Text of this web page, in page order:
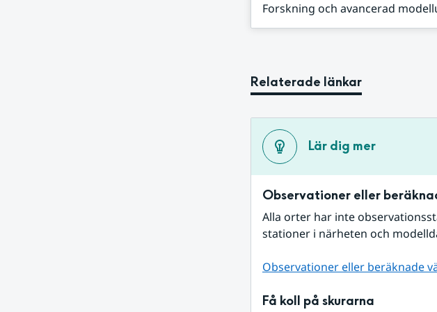
Forskning och avancerad
Relaterade länkar
Lär dig mer
Observationer eller
Alla orter har inte
stationer i närheten och
Observationer eller beräknade
Få koll på skurarna